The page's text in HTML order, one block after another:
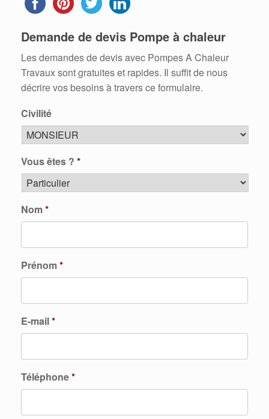
Demande de devis Pompe à chaleur
Les demandes de devis avec Pompes A Chaleur
Travaux sont gratuites et rapides. Il suffit de nous
décrire vos besoins à travers ce formulaire.
Civilité
Vous êtes ? *
Nom*
Prénom*
E-mail*
Téléphone*